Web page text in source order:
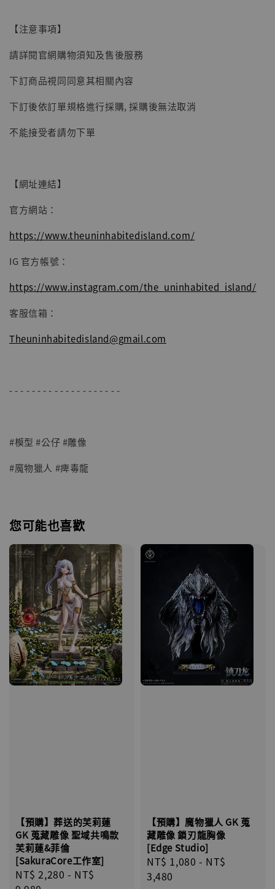
子彈飛 鵝城縣長 張麻子 [BK01]
NT$ 4,980
【注意事項】
請詳閱官網購物須知及售後服務
下訂商品視同同意其相關內容
下訂後依訂單規格進行採購, 採購後無法取消
不能接受者請勿下單
【網址連結】
官方網站：
https://www.theuninhabitedisland.com/
IG 官方帳號：
https://www.instagram.com/the_uninhabited_island/
客服信箱：
Theuninhabitedisland@gmail.com
- - - - - - - - - - - - - - - - - - - -
#模型 #公仔 #雕像
#魔物獵人 #痺毒龍
您可能也喜歡
【預購】葬送的芙莉蓮
GK 蒐藏雕像 聖域共鳴款
芙莉蓮&菲倫
[SakuraCore工作室]
Regular
NT$ 2,280 - NT$
【預購】魔物獵人 GK 蒐
藏雕像 鎖刃龍胸像
[Edge Studio]
Regular
price
NT$ 1,080 - NT$
3,480